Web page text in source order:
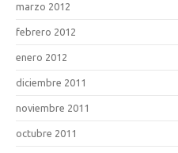
marzo 2012
febrero 2012
enero 2012
diciembre 2011
noviembre 2011
octubre 2011